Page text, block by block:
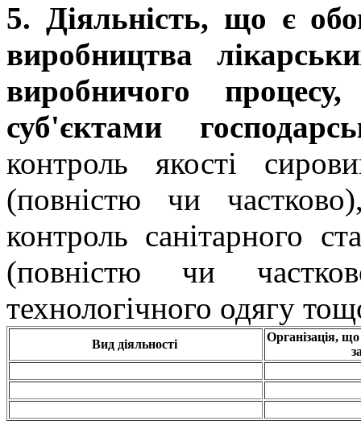
5. Діяльність, що є
виробництва
виробничого
суб'єктами
контроль якості
(повністю чи
контроль санітарного
(повністю чи
технологічного одягу
Вид діяльності
Організація, що